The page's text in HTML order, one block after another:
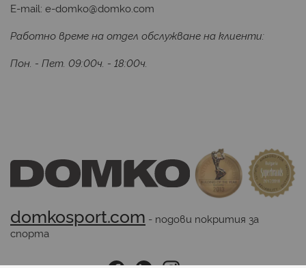
E-mail: e-domko@domko.com
Работно време на отдел обслужване на клиенти:
Пон. - Пет. 09:00ч. - 18:00ч.
domkosport.com - подови покрития за
спорта